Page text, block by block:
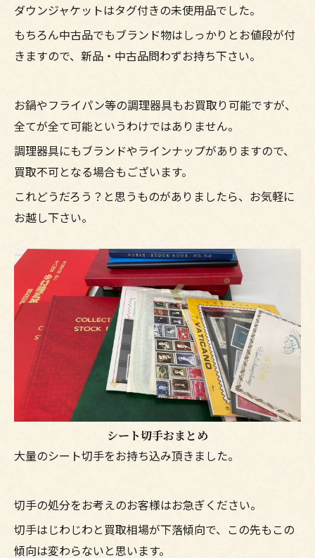
ダウンジャケットはタグ付きの未使用品でした。
もちろん中古品でもブランド物はしっかりとお値段が付
きますので、新品・中古品問わずお持ち下さい。
お鍋やフライパン等の調理器具もお買取り可能ですが、
全てが全て可能というわけではありません。
調理器具にもブランドやラインナップがありますので、
買取不可となる場合もございます。
これどうだろう？と思うものがありましたら、お気軽に
お越し下さい。
シート切手おまとめ
大量のシート切手をお持ち込み頂きました。
切手の処分をお考えのお客様はお急ぎください。
切手はじわじわと買取相場が下落傾向で、この先もこの
傾向は変わらないと思います。